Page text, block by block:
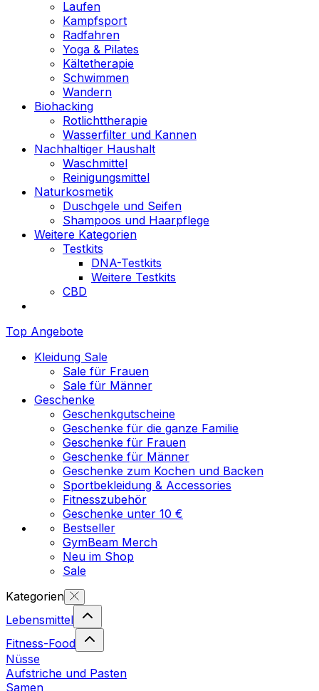
Laufen
Kampfsport
Radfahren
Yoga & Pilates
Kältetherapie
Schwimmen
Wandern
Biohacking
Rotlichttherapie
Wasserfilter und Kannen
Nachhaltiger Haushalt
Waschmittel
Reinigungsmittel
Naturkosmetik
Duschgele und Seifen
Shampoos und Haarpflege
Weitere Kategorien
Testkits
DNA-Testkits
Weitere Testkits
CBD
Top Angebote
Kleidung Sale
Sale für Frauen
Sale für Männer
Geschenke
Geschenkgutscheine
Geschenke für die ganze Familie
Geschenke für Frauen
Geschenke für Männer
Geschenke zum Kochen und Backen
Sportbekleidung & Accessories
Fitnesszubehör
Geschenke unter 10 €
Bestseller
GymBeam Merch
Neu im Shop
Sale
Kategorien
Lebensmittel
Fitness-Food
Nüsse
Aufstriche und Pasten
Samen